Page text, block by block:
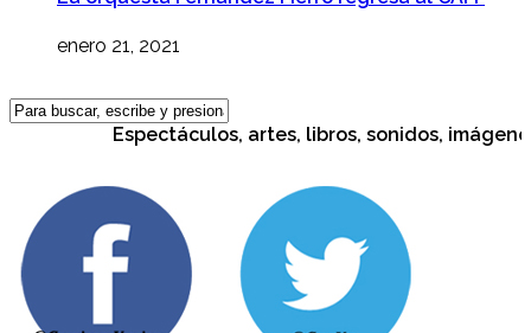
enero 21, 2021
Espectáculos, artes, libros, sonidos,